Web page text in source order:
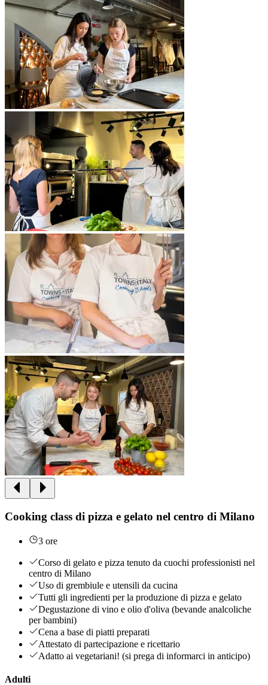
Cooking class di pizza e gelato nel centro di Milano
3 ore
Corso di gelato e pizza tenuto da cuochi professionisti nel
centro di Milano
Uso di grembiule e utensili da cucina
Tutti gli ingredienti per la produzione di pizza e gelato
Degustazione di vino e olio d'oliva (bevande analcoliche
per bambini)
Cena a base di piatti preparati
Attestato di partecipazione e ricettario
Adatto ai vegetariani! (si prega di informarci in anticipo)
Adulti